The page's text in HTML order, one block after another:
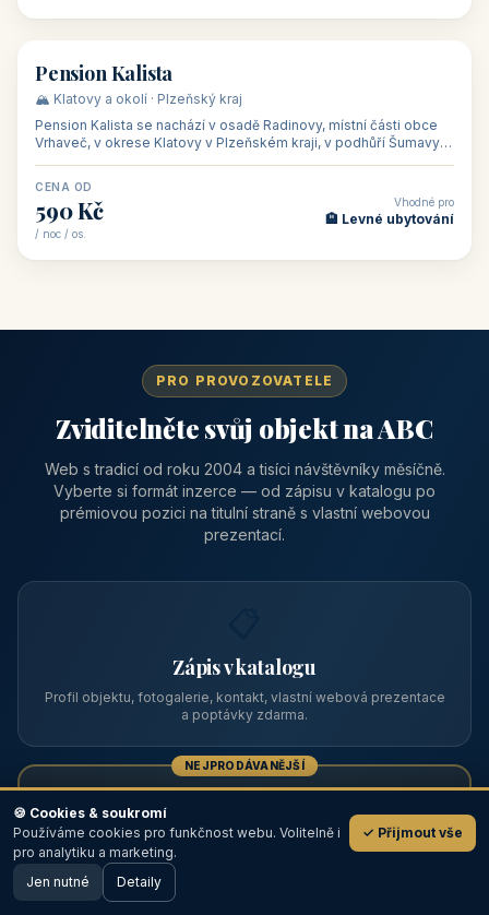
🏡 penzion
Pension Kalista
🏔️ Klatovy a okolí · Plzeňský kraj
Pension Kalista se nachází v osadě Radinovy, místní části obce
Vrhaveč, v okrese Klatovy v Plzeňském kraji, v podhůří Šumavy
CENA OD
590 Kč
/ noc / os.
Vhodné pro
🏨 Levné ubytování
PRO PROVOZOVATELE
Zviditelněte svůj objekt na ABC
Web s tradicí od roku 2004 a tisíci návštěvníky měsíčně.
Vyberte si formát inzerce — od zápisu v katalogu po
prémiovou pozici na titulní straně s vlastní webovou
prezentací.
Zápis v katalogu
Profil objektu, fotogalerie, kontakt, vlastní webová prezentace
a poptávky zdarma.
NEJPRODÁVANĚJŠÍ
Prémiový partner
TOP pozice na titulce, přednost ve výpisech, zlatý odznak a
💬
🖥️ Desktop verze
🍪 Cookies & soukromí
Používáme cookies pro funkčnost webu. Volitelně i
pro analytiku a marketing.
✓ Přijmout vše
Jen nutné Detaily